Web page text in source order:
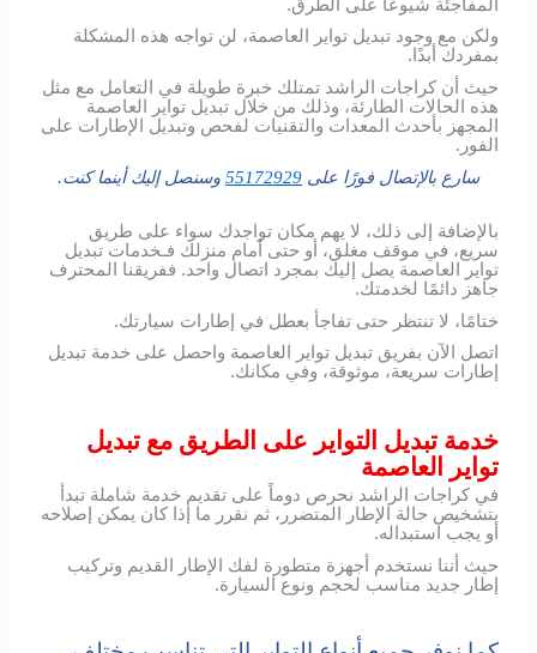
المفاجئة شيوعًا على الطرق.
ولكن مع وجود تبديل تواير العاصمة، لن تواجه هذه المشكلة
بمفردك أبدًا.
حيث أن كراجات الراشد تمتلك خبرة طويلة في التعامل مع مثل
هذه الحالات الطارئة، وذلك من خلال تبديل تواير العاصمة
المجهز بأحدث المعدات والتقنيات لفحص وتبديل الإطارات على
الفور.
سارع بالإتصال فورًا على 55172929 وسنصل إليك أينما كنت.
بالإضافة إلى ذلك، لا يهم مكان تواجدك سواء على طريق
سريع، في موقف مغلق، أو حتى أمام منزلك فـخدمات تبديل
تواير العاصمة يصل إليك بمجرد اتصال واحد. ففريقنا المحترف
جاهز دائمًا لخدمتك.
ختامًا، لا تنتظر حتى تفاجأ بعطل في إطارات سيارتك.
اتصل الآن بفريق تبديل تواير العاصمة واحصل على خدمة تبديل
إطارات سريعة، موثوقة، وفي مكانك.
خدمة تبديل التواير على الطريق مع تبديل
تواير العاصمة
في كراجات الراشد نحرص دوماً على تقديم خدمة شاملة تبدأ
بتشخيص حالة الإطار المتضرر، ثم نقرر ما إذا كان يمكن إصلاحه
أو يجب استبداله.
حيث أننا نستخدم أجهزة متطورة لفك الإطار القديم وتركيب
إطار جديد مناسب لحجم ونوع السيارة.